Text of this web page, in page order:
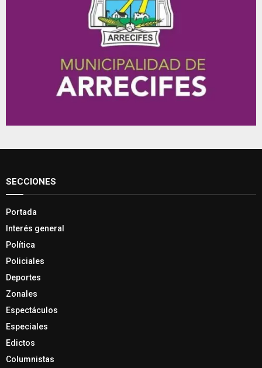
SECCIONES
Portada
Interés general
Política
Policiales
Deportes
Zonales
Espectáculos
Especiales
Edictos
Columnistas